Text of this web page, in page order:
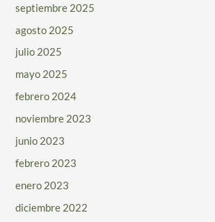
septiembre 2025
agosto 2025
julio 2025
mayo 2025
febrero 2024
noviembre 2023
junio 2023
febrero 2023
enero 2023
diciembre 2022